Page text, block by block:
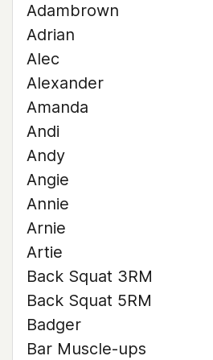
Adambrown
Adrian
Alec
Alexander
Amanda
Andi
Andy
Angie
Annie
Arnie
Artie
Back Squat 3RM
Back Squat 5RM
Badger
Bar Muscle-ups